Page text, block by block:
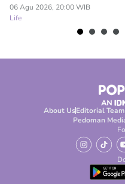
06 Agu 2026, 20:00 WIB
Life
About UsEditorial Team
Pedoman